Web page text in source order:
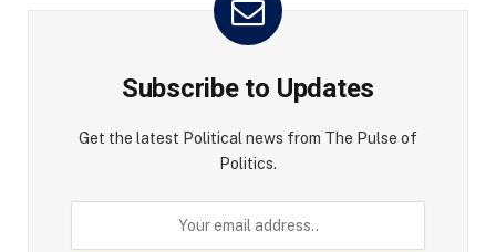
Subscribe to Updates
Get the latest Political news from The Pulse of
Politics.